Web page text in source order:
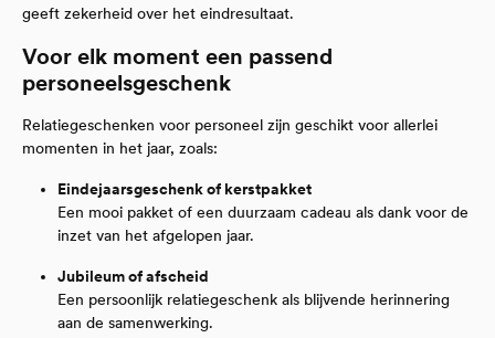
geeft zekerheid over het eindresultaat.
Voor elk moment een passend
personeelsgeschenk
Relatiegeschenken voor personeel zijn geschikt voor allerlei
momenten in het jaar, zoals:
Eindejaarsgeschenk of kerstpakket
Een mooi pakket of een duurzaam cadeau als dank voor de
inzet van het afgelopen jaar.
Jubileum of afscheid
Een persoonlijk relatiegeschenk als blijvende herinnering
aan de samenwerking.